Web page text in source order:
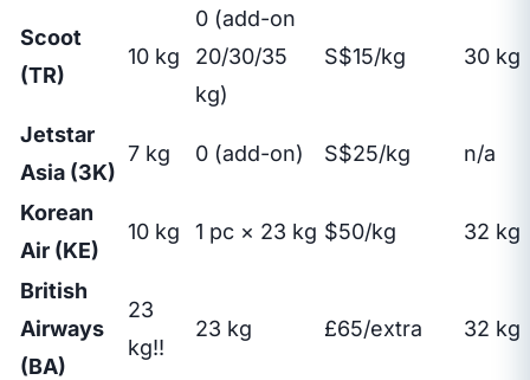
Scoot
(TR)
10 kg
0 (add-on
20/30/35
kg)
S$15/kg 30 kg
Jetstar
Asia (3K)
7 kg 0 (add-on) S$25/kg n/a
Korean
Air (KE)
10 kg 1 pc × 23 kg $50/kg 32 kg
British
Airways
(BA)
23
kg!!
23 kg £65/extra 32 kg